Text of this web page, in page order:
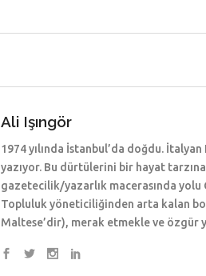
Ali Işıngör
1974 yılında İstanbul’da doğdu.
yazıyor. Bu dürtülerini bir hayat
gazetecilik/yazarlık macerasında
Topluluk yöneticiliğinden arta kalan
Maltese’dir), merak etmekle ve özgür